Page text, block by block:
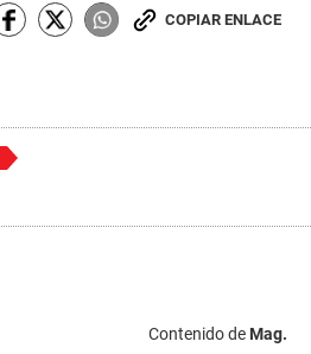
COPIAR ENLACE
Contenido de Mag.